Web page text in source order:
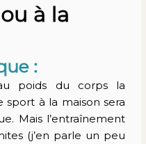
à la
:
poids du corps la
sport à la maison sera
Mais l’entraînement
(j’en parle un peu